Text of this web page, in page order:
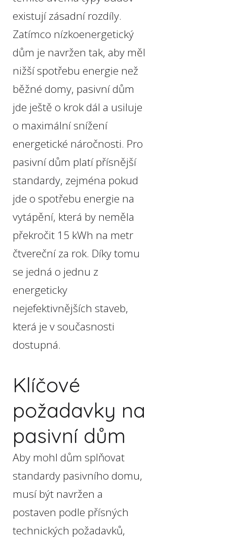
existují zásadní rozdíly.
Zatímco nízkoenergetický
dům je navržen tak, aby měl
nižší spotřebu energie než
běžné domy, pasivní dům
jde ještě o krok dál a usiluje
o maximální snížení
energetické náročnosti. Pro
pasivní dům platí přísnější
standardy, zejména pokud
jde o spotřebu energie na
vytápění, která by neměla
překročit 15 kWh na metr
čtvereční za rok. Díky tomu
se jedná o jednu z
energeticky
nejefektivnějších staveb,
která je v současnosti
dostupná.
Klíčové
požadavky na
pasivní dům
Aby mohl dům splňovat
standardy pasivního domu,
musí být navržen a
postaven podle přísných
technických požadavků,